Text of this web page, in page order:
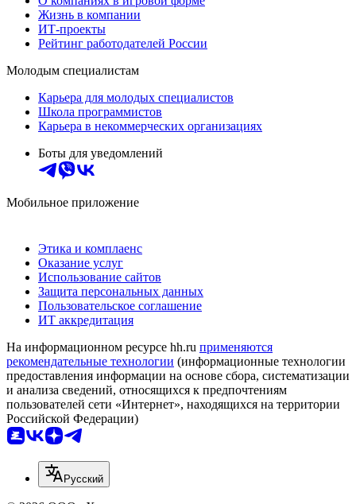
Жизнь в компании
ИТ-проекты
Рейтинг работодателей России
Молодым специалистам
Карьера для молодых специалистов
Школа программистов
Карьера в некоммерческих организациях
Боты для уведомлений
Мобильное приложение
Этика и комплаенс
Оказание услуг
Использование сайтов
Защита персональных данных
Пользовательское соглашение
ИТ аккредитация
На информационном ресурсе hh.ru применяются
рекомендательные технологии (информационные технологии
предоставления информации на основе сбора, систематизации
и анализа сведений, относящихся к предпочтениям
пользователей сети «Интернет», находящихся на территории
Российской Федерации)
Русский